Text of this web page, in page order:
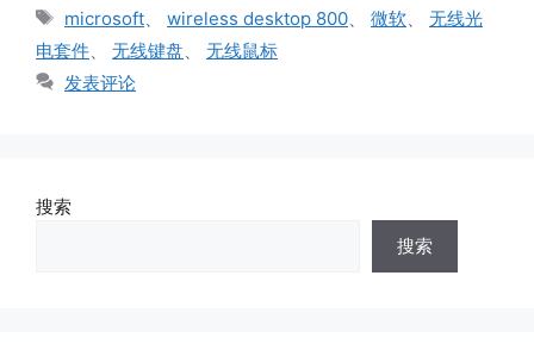
标
签
microsoft wireless desktop 800 微软
无线光
电套件
无线键盘
无线鼠标
发表评论
搜索
搜索